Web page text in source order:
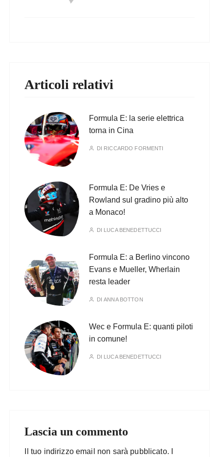
Articoli relativi
Formula E: la serie elettrica
torna in Cina
DI RICCARDO FORMENTI
Formula E: De Vries e
Rowland sul gradino più alto
a Monaco!
DI LUCA BENEDETTUCCI
Formula E: a Berlino vincono
Evans e Mueller, Wherlain
resta leader
DIANNA BOTTON
Wec e Formula E: quanti piloti
in comune!
DI LUCA BENEDETTUCCI
Lascia un commento
Il tuo indirizzo email non sarà pubblicato.